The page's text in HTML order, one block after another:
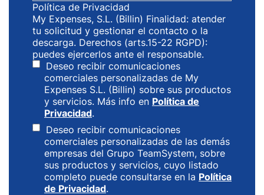
Política de Privacidad
My Expenses, S.L. (Billin) Finalidad: atender
tu solicitud y gestionar el contacto o la
descarga. Derechos (arts.15-22 RGPD):
puedes ejercerlos ante el responsable.
Deseo recibir comunicaciones
comerciales personalizadas de My
Expenses S.L. (Billin) sobre sus productos
y servicios. Más info en Política de
Privacidad.
Deseo recibir comunicaciones
comerciales personalizadas de las demás
empresas del Grupo TeamSystem, sobre
sus productos y servicios, cuyo listado
completo puede consultarse en la Política
de Privacidad.